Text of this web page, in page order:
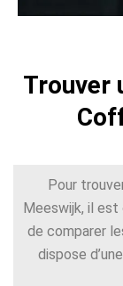
Trouver
Pour
Meeswijk, il
de comparer
dispose